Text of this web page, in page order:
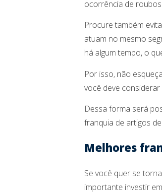
ocorrência de
Procure também
atuam no mesmo
há algum tempo, o
Por isso, não
você deve
Dessa forma será
franquia de artigos
Melhores
Se você quer se
importante investir